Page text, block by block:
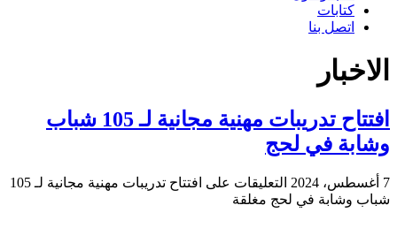
كتابات
اتصل بنا
الاخبار
افتتاح تدريبات مهنية مجانية لـ 105 شباب
وشابة في لحج
7 أغسطس، 2024 التعليقات
على افتتاح تدريبات مهنية مجانية لـ 105
شباب وشابة في لحج مغلقة